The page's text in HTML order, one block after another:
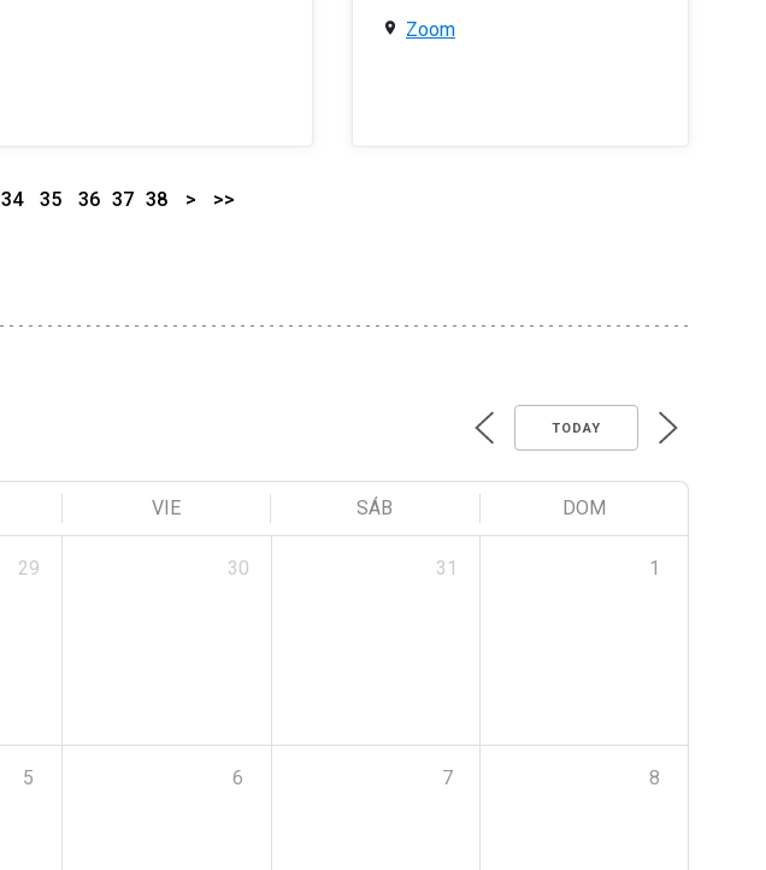
Zoom
34 35 36 37 38 > >>
TODAY
VIE SÁB DOM
29 30 31 1
5 6 7 8